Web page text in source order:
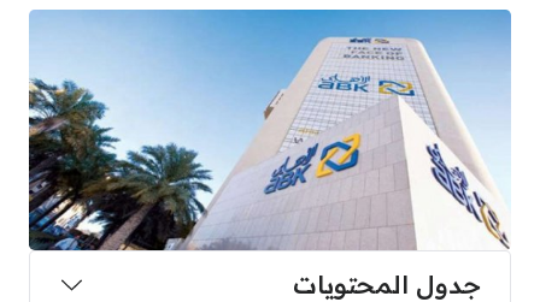
جدول المحتويات